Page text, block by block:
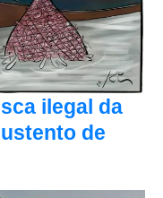
ilegal da
de